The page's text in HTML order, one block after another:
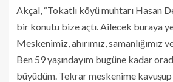
Akçal, “Tokatlı köyü muhtarı Hasan
bir konutu bize açtı. Ailecek buraya
Meskenimiz, ahırımız, samanlığımız
Ben 59 yaşındayım bugüne kadar
büyüdüm. Tekrar meskenime